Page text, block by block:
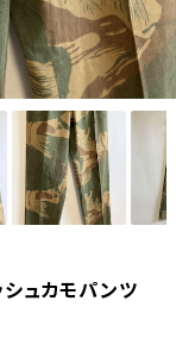
ュカモパンツ